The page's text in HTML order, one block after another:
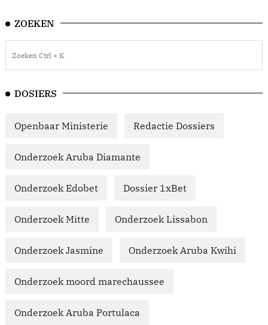
ZOEKEN
DOSIERS
Openbaar Ministerie Redactie Dossiers
Onderzoek Aruba Diamante
Onderzoek Edobet Dossier 1xBet
Onderzoek Mitte Onderzoek Lissabon
Onderzoek Jasmine Onderzoek Aruba Kwihi
Onderzoek moord marechaussee
Onderzoek Aruba Portulaca